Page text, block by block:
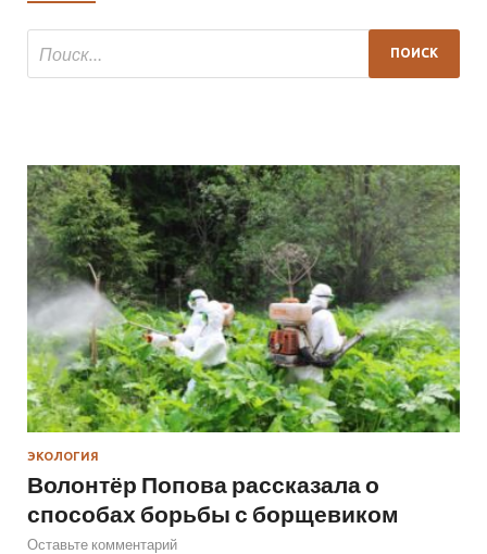
ЭКОЛОГИЯ
Волонтёр Попова рассказала о
способах борьбы с борщевиком
Оставьте комментарий